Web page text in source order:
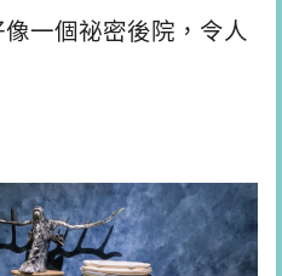
一個祕密後院，令人